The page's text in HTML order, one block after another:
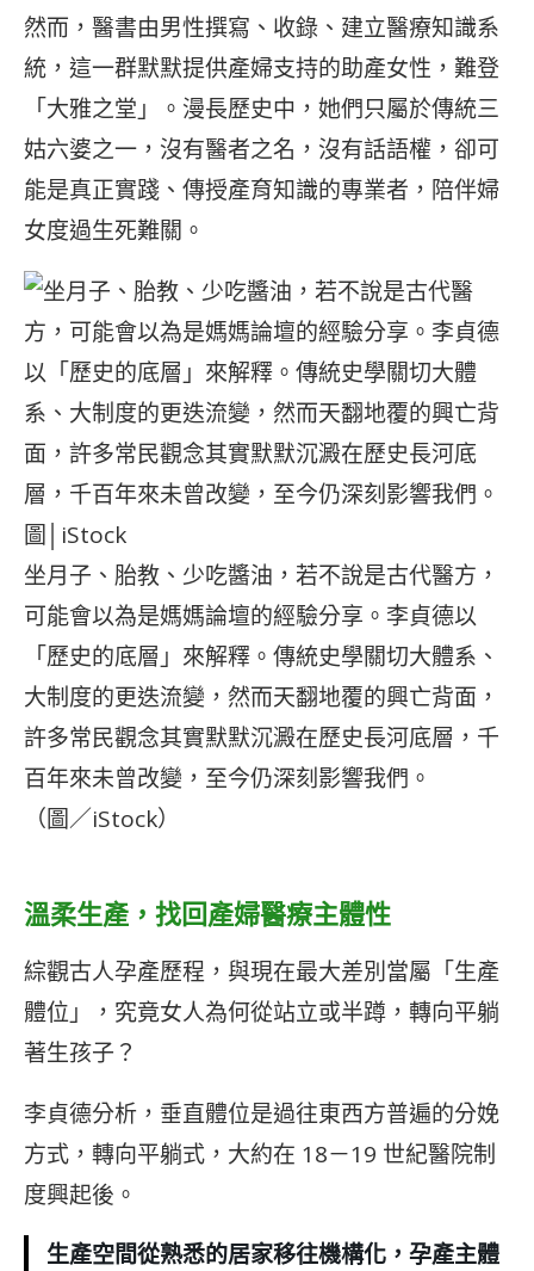
然而，醫書由男性撰寫、收錄、建立醫療知識系
統，這一群默默提供產婦支持的助產女性，難登
「大雅之堂」。漫長歷史中，她們只屬於傳統三
姑六婆之一，沒有醫者之名，沒有話語權，卻可
能是真正實踐、傳授產育知識的專業者，陪伴婦
女度過生死難關。
坐月子、胎教、少吃醬油，若不說是古代醫方，
可能會以為是媽媽論壇的經驗分享。李貞德以
「歷史的底層」來解釋。傳統史學關切大體系、
大制度的更迭流變，然而天翻地覆的興亡背面，
許多常民觀念其實默默沉澱在歷史長河底層，千
百年來未曾改變，至今仍深刻影響我們。
（圖／iStock）
溫柔生產，找回產婦醫療主體性
綜觀古人孕產歷程，與現在最大差別當屬「生產
體位」，究竟女人為何從站立或半蹲，轉向平躺
著生孩子？
李貞德分析，垂直體位是過往東西方普遍的分娩
方式，轉向平躺式，大約在 18－19 世紀醫院制
度興起後。
生產空間從熟悉的居家移往機構化，孕產主體